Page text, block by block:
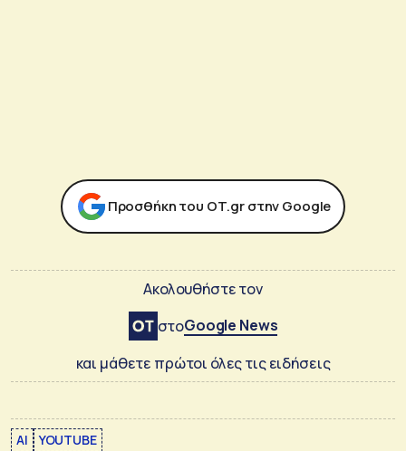
Προσθήκη του ΟΤ.gr στην Google
Ακολουθήστε τον
στοGoogle News
και μάθετε πρώτοι όλες τις ειδήσεις
AI YOUTUBE